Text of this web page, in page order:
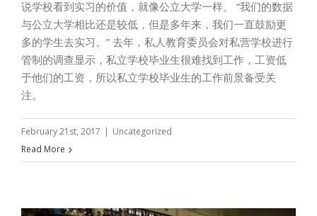
说学校看到实习的价值，就像公立大学一样。 “我们的数据
与公立大学相比还是较低，但是多年来，我们一直鼓励更
多的学生去实习。” 去年，私人教育委员会对私营学校进行
管制的调查显示，私立学校毕业生很难找到工作，工资低
于他们的工资，所以私立学校毕业生的工作前景备受关
注。
February 21st, 2017 | Uncategorized
Read More